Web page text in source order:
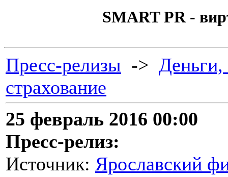
SMART PR -
Пресс-релизы ->
страхование
25 февраль 2016 00:00
Пресс-релиз:
Источник: Ярославский